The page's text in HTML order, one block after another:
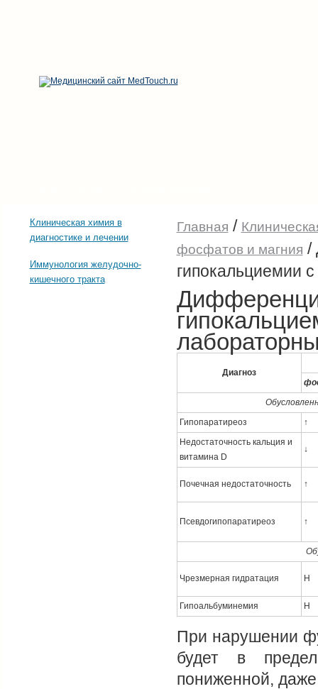
Клиническая химия в
диагностике и лечении
Иммунология желудочно-
кишечного тракта
Главная /
фосфатов и магния /
гипокальциемии
Диагноз
Гипопаратиреоз
↑
Недостаточность кальция и
витамина D
↓
Почечная недостаточность ↑
Псевдогипопаратиреоз ↑
Чрезмерная гидратация Н
Гипоальбуминемия Н
При нарушении
будет в
пониженной,